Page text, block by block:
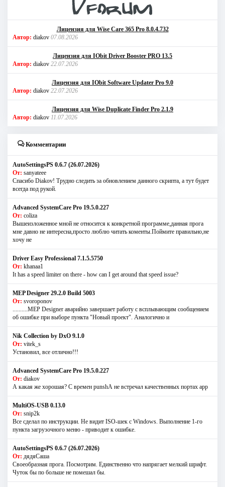
Лицензия для Wise Care 365 Pro 8.0.4.732
Автор: diakov 07.08.2026
Лицензия для IObit Driver Booster PRO 13.5
Автор: diakov 22.07.2026
Лицензия для IObit Software Updater Pro 9.0
Автор: diakov 22.07.2026
Лицензия для Wise Duplicate Finder Pro 2.1.9
Автор: diakov 11.07.2026
Комментарии
AutoSettingsPS 0.6.7 (26.07.2026)
От: sanyateee
Спасибо Diakov! Трудно следить за обновлением данного скрипта, а тут будет
всегда под рукой.
Advanced SystemCare Pro 19.5.0.227
От: coliza
Вышеизложенное мной не относится к конкретной программе,данная прога
мне давно не интересна,просто люблю читать коменты.Поймите правильно,не
хочу не
Driver Easy Professional 7.1.5.5750
От: khanaa1
It has a speed limiter on there - how can I get around that speed issue?
MEP Designer 29.2.0 Build 5003
От: svoroponov
..........MEP Designer аварийно завершает работу с всплывающим сообщением
об ошибке при выборе пункта "Новый проект". Аналогично и
Nik Collection by DxO 9.1.0
От: vitek_s
Установил, все отлично!!!
Advanced SystemCare Pro 19.5.0.227
От: diakov
А какая же хорошая? С времен punshА не встречал качественных портах app
MultiOS-USB 0.13.0
От: snip2k
Все сделал по инструкции. Не видит ISO-шек с Windows. Выполнение 1-го
пункта загрузочного меню - приводит к ошибке.
AutoSettingsPS 0.6.7 (26.07.2026)
От: дядяСаша
Своеобразная прога. Посмотрим. Единственно что напрягает мелкий шрифт.
Чуток бы по больше не помешал бы.